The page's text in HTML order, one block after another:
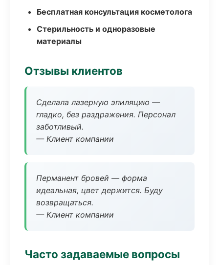
Бесплатная консультация косметолога
Стерильность и одноразовые
материалы
Отзывы клиентов
Сделала лазерную эпиляцию —
гладко, без раздражения. Персонал
заботливый.
— Клиент компании
Перманент бровей — форма
идеальная, цвет держится. Буду
возвращаться.
— Клиент компании
Часто задаваемые вопросы